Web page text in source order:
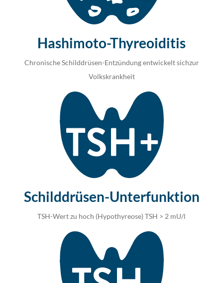
Hashimoto-Thyreoiditis
Chronische Schilddrüsen-Entzündung entwickelt sichzur
Volkskrankheit
Schilddrüsen-Unterfunktion
TSH-Wert zu hoch (Hypothyreose) TSH > 2 mU/l